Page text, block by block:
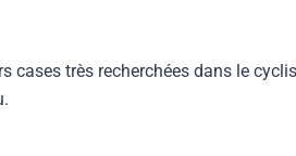
très recherchées dans le